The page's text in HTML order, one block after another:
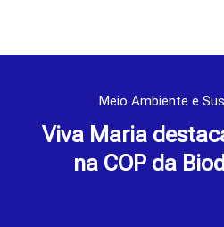
Meio Ambiente e
Viva Maria
na COP da